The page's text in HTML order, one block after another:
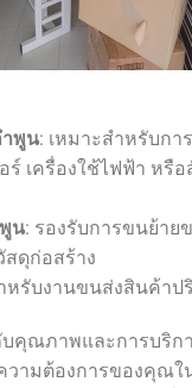
ำพูน: เหมาะสำหรับกา
ร์ เครื่องใช้ไฟฟ้า หรื
น: รองรับการขนย้า
สดุก่อสร้าง
หรับงานขนส่งสินค้า
คุณภาพและการบริก
ามต้องการของคุณใ